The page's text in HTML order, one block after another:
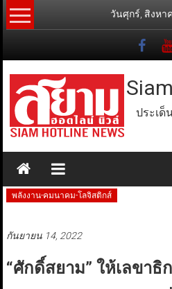
Skip
to
วันศุกร์, สิงหา
ประเด็
พลังงาน-คมนาคม-โลจิสติกส์
กันยายน 14, 2022
“ศักดิ์สยาม” ให้เลขาธิ